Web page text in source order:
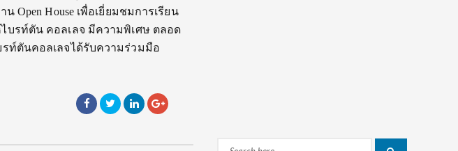
Open House เพื่อเยี่ยมชมการเรียน
บรท์ตัน คอลเลจ มีความพิเศษ ตลอด
รท์ตันคอลเลจได้รับความร่วมมือ